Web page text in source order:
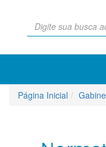
Página Inicial